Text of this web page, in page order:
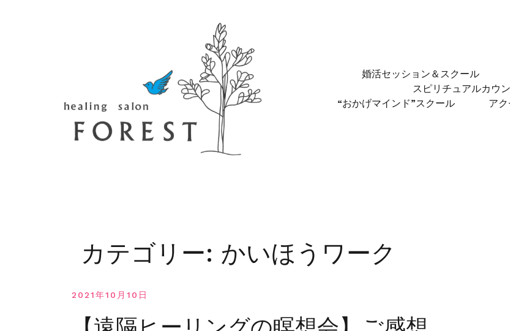
婚活セッション＆スクール
スピリチュアルカウ
“おかげマインド”スクール
ア
カテゴリー: かいほうワーク
2021年10月10日